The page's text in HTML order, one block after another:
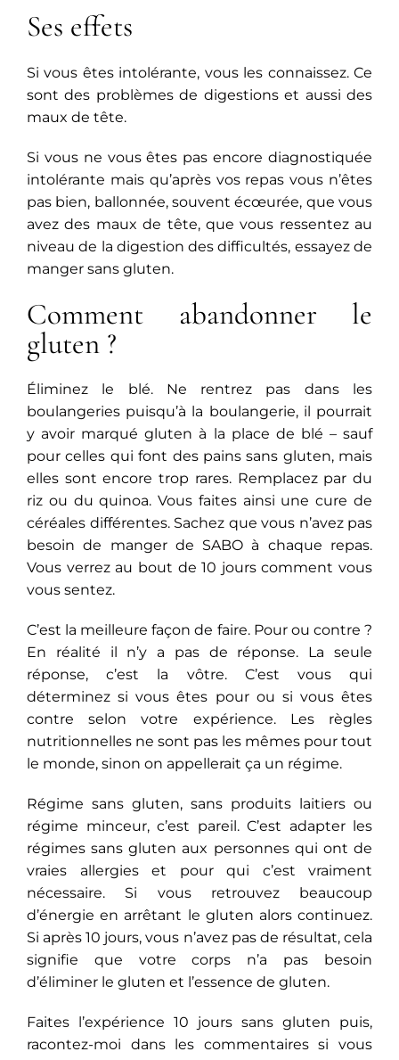
Ses effets
Si vous êtes intolérante, vous les connaissez. Ce
sont des problèmes de digestions et aussi des
maux de tête.
Si vous ne vous êtes pas encore diagnostiquée
intolérante mais qu’après vos repas vous n’êtes
pas bien, ballonnée, souvent écœurée, que vous
avez des maux de tête, que vous ressentez au
niveau de la digestion des difficultés, essayez de
manger sans gluten.
Comment abandonner le
gluten ?
Éliminez le blé. Ne rentrez pas dans les
boulangeries puisqu’à la boulangerie, il pourrait
y avoir marqué gluten à la place de blé – sauf
pour celles qui font des pains sans gluten, mais
elles sont encore trop rares. Remplacez par du
riz ou du quinoa. Vous faites ainsi une cure de
céréales différentes. Sachez que vous n’avez pas
besoin de manger de SABO à chaque repas.
Vous verrez au bout de 10 jours comment vous
vous sentez.
C’est la meilleure façon de faire. Pour ou contre ?
En réalité il n’y a pas de réponse. La seule
réponse, c’est la vôtre. C’est vous qui
déterminez si vous êtes pour ou si vous êtes
contre selon votre expérience. Les règles
nutritionnelles ne sont pas les mêmes pour tout
le monde, sinon on appellerait ça un régime.
Régime sans gluten, sans produits laitiers ou
régime minceur, c’est pareil. C’est adapter les
régimes sans gluten aux personnes qui ont de
vraies allergies et pour qui c’est vraiment
nécessaire. Si vous retrouvez beaucoup
d’énergie en arrêtant le gluten alors continuez.
Si après 10 jours, vous n’avez pas de résultat, cela
signifie que votre corps n’a pas besoin
d’éliminer le gluten et l’essence de gluten.
Faites l’expérience 10 jours sans gluten puis,
racontez-moi dans les commentaires si vous